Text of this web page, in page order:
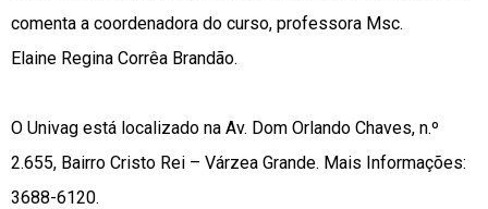
comenta a coordenadora do curso, professora Msc.
Elaine Regina Corrêa Brandão.
O Univag está localizado na Av. Dom Orlando Chaves, n.º
2.655, Bairro Cristo Rei – Várzea Grande. Mais Informações:
3688-6120.